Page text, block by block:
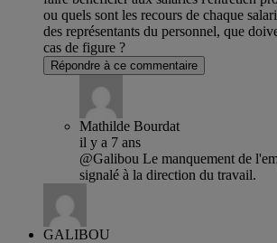
ou quels sont les recours de chaque
des représentants du personnel, que
cas de figure ?
Répondre à ce commentaire
Mathilde Bourdat
il y a 7 ans
@Galibou Le manquement de
signalé à la direction du travail.
GALIBOU